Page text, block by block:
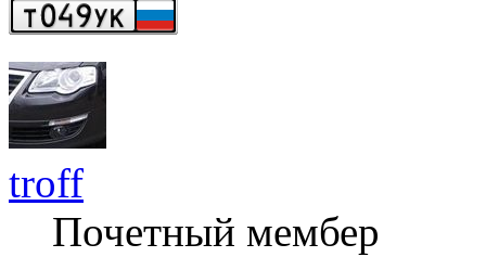
troff
Почетный мембер